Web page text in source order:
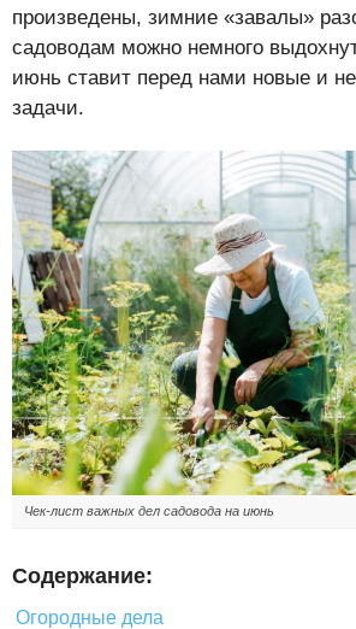
произведены, зимние «завалы»
садоводам можно немного
июнь ставит перед нами новые и
задачи.
Чек-лист важных дел садовода на июнь
Содержание:
Огородные дела